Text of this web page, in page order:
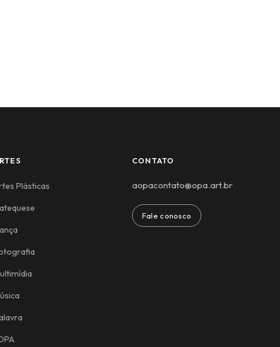
Plásticas
CONTATO
aopacontato@opa.art.br
Fale conosco